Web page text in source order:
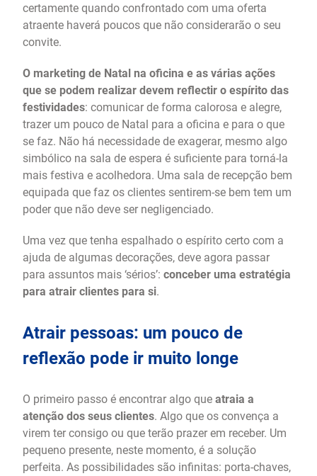
certamente quando confrontado com uma oferta
atraente haverá poucos que não considerarão o seu
convite.
O marketing de Natal na oficina e as várias ações
que se podem realizar devem reflectir o espírito das
festividades: comunicar de forma calorosa e alegre,
trazer um pouco de Natal para a oficina e para o que
se faz. Não há necessidade de exagerar, mesmo algo
simbólico na sala de espera é suficiente para torná-la
mais festiva e acolhedora. Uma sala de recepção bem
equipada que faz os clientes sentirem-se bem tem um
poder que não deve ser negligenciado.
Uma vez que tenha espalhado o espírito certo com a
ajuda de algumas decorações, deve agora passar
para assuntos mais ‘sérios’: conceber uma estratégia
para atrair clientes para si.
Atrair pessoas: um pouco de
reflexão pode ir muito longe
O primeiro passo é encontrar algo que atraia a
atenção dos seus clientes. Algo que os convença a
virem ter consigo ou que terão prazer em receber. Um
pequeno presente, neste momento, é a solução
perfeita. As possibilidades são infinitas: porta-chaves,